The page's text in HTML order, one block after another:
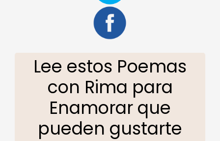
Lee estos Poemas
con Rima para
Enamorar que
pueden gustarte